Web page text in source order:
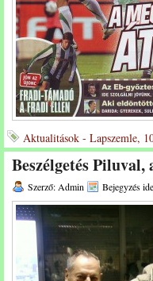
Aktualitások - Lapszemle,
Beszélgetés Piluval,
Szerző: Admin Bejegyzés